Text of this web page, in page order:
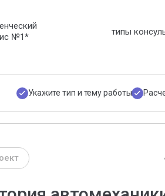
№1* типы
Укажите тип и тему работы